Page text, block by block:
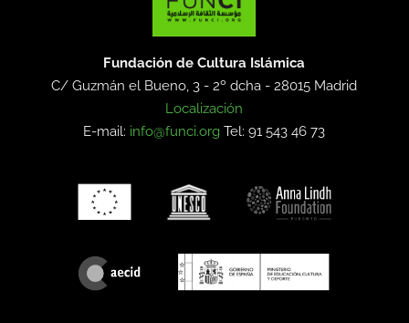
Fundación de Cultura Islámica
C/ Guzmán el Bueno, 3 - 2º dcha -28015 Madrid
Localización
E-mail: info@funci.org Tel: 91 543 46 73